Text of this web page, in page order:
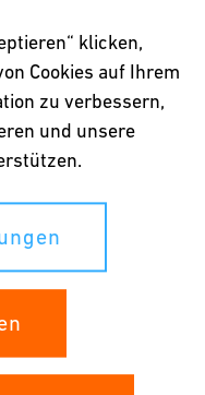
klicken,
Cookies auf Ihrem
zu verbessern,
und unsere